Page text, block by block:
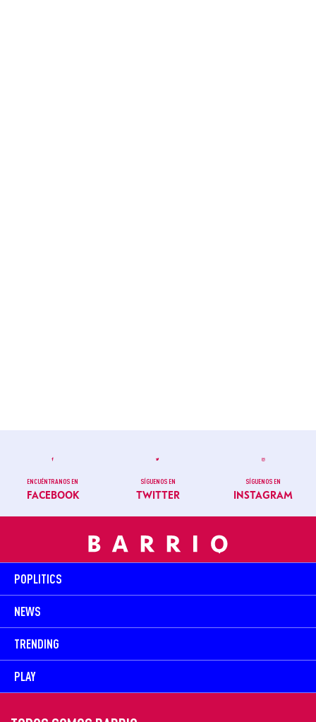
ENCUÉNTRANOS EN
FACEBOOK
SÍGUENOS EN
TWITTER
SÍGUENOS EN
INSTAGRAM
POPLITICS
NEWS
TRENDING
PLAY